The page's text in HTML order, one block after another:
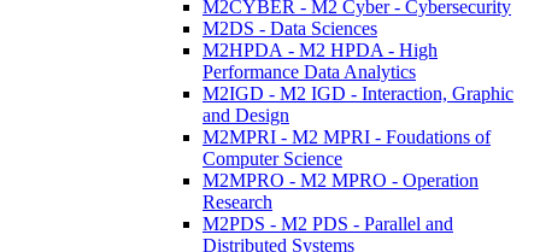
M2CYBER - M2 Cyber - Cybersecurity
M2DS - Data Sciences
M2HPDA - M2 HPDA - High
Performance Data Analytics
M2IGD - M2 IGD - Interaction, Graphic
and Design
M2MPRI - M2 MPRI - Foudations of
Computer Science
M2MPRO - M2 MPRO - Operation
Research
M2PDS - M2 PDS - Parallel and
Distributed Systems